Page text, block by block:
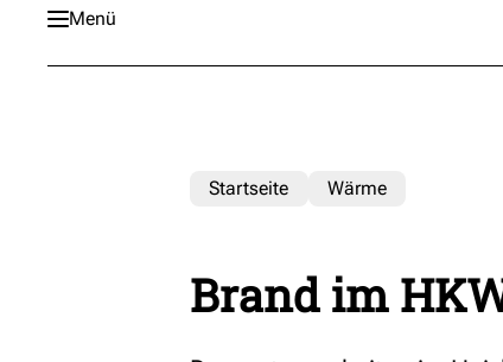
Menü
Startseite Wärme
Brand im